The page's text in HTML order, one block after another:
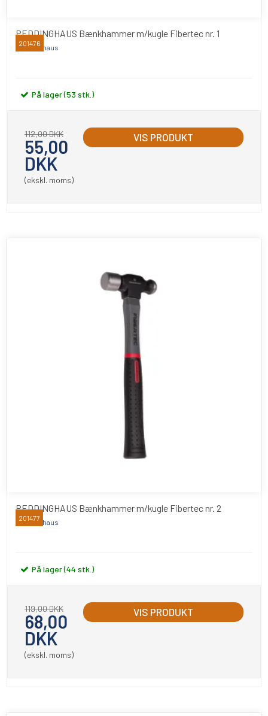
PEDDINGHAUS Bænkhammer m/kugle Fibertec nr. 1
Peddinghaus
201476
På lager (53 stk.)
112,00 DKK
55,00
DKK
(ekskl. moms)
VIS PRODUKT
PEDDINGHAUS Bænkhammer m/kugle Fibertec nr. 2
Peddinghaus
201477
På lager (44 stk.)
119,00 DKK
68,00
DKK
(ekskl. moms)
VIS PRODUKT